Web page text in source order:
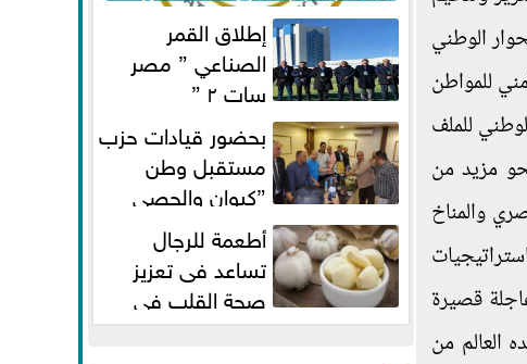
الوطني
للمواطن
للملف
مزيد من
والمناخ
قصيرة
العالم من
الامتحانات
إطلاق القمر
الصناعي ” مصر
سات ٢ ”
بحضور قيادات حزب
مستقبل وطن
”كيوان والحصي
والتمامي وابوحجازي وعيسي” أمانه
كفر...
أطعمة للرجال
تساعد فى تعزيز
صحة القلب فى
سن الأربعين